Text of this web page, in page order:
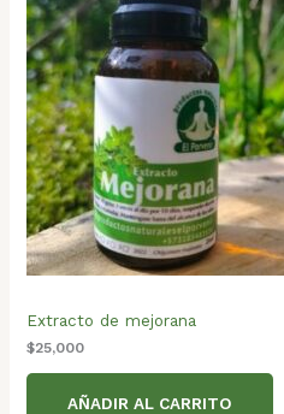
Extracto de mejorana
$25,000
AÑADIR AL CARRITO